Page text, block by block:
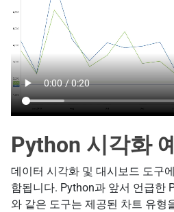
Python 시각화
데이터 시각화 및 대시보드 도구
함됩니다. Python과 앞서 언급한
와 같은 도구는 제공된 차트 유형